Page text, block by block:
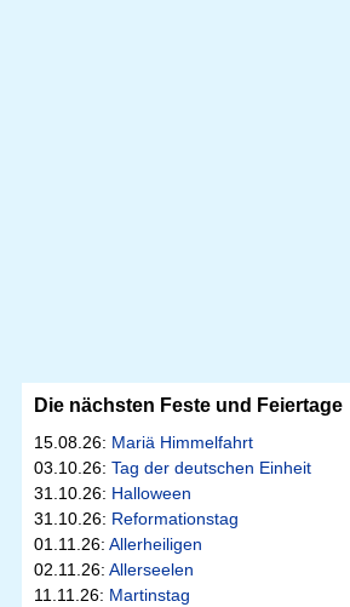
Die nächsten Feste und Feiertage
15.08.26: Mariä Himmelfahrt
03.10.26: Tag der deutschen Einheit
31.10.26: Halloween
31.10.26: Reformationstag
01.11.26: Allerheiligen
02.11.26: Allerseelen
11.11.26: Martinstag